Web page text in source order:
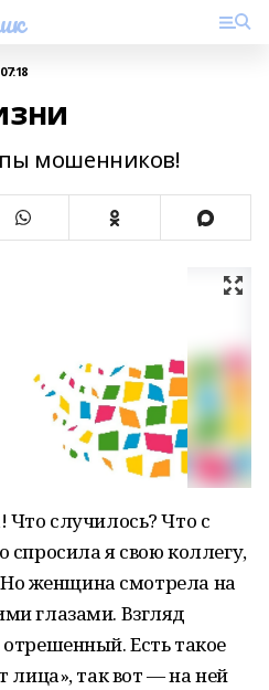
мошенников!
случилось? Что с
спросила я свою коллегу,
Но женщина смотрела на
глазами. Взгляд
Есть такое
лица», так вот — на ней